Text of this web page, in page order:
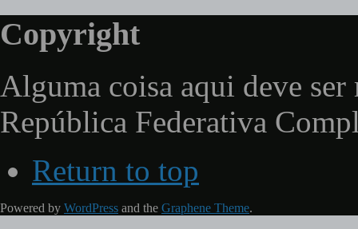
Copyright
Alguma coisa aqui deve ser
República Federativa
Return to top
Powered by WordPress and the Graphene Theme.